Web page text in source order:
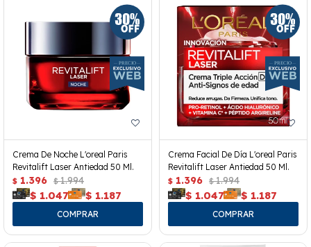
Crema De Noche L'oreal Paris
Revitalift Laser Antiedad 50 Ml.
$ 1.396 $ 1.994
$ 1.047 $ 1.187
Crema Facial De Día L'oreal Paris
Revitalift Laser Antiedad 50 Ml.
$ 1.396 $ 1.994
$ 1.047 $ 1.187